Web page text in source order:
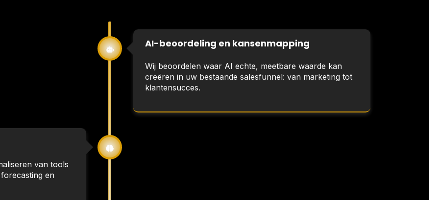
AI-beoordeling en kansenmapping
Wij beoordelen waar AI echte, meetbare waarde kan
creëren in uw bestaande salesfunnel: van marketing tot
klantensucces.
van tools
en